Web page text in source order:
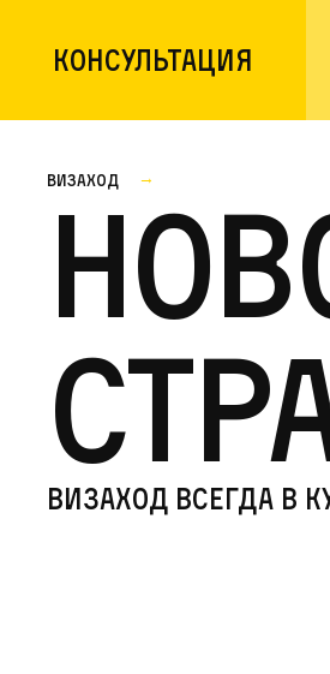
Консультация
Визаход
визаход всегда в